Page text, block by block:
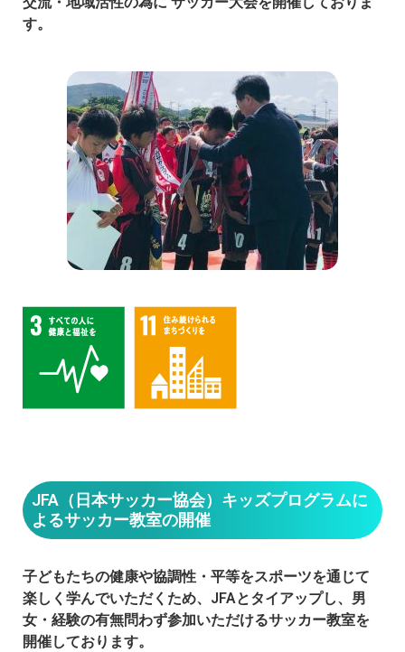
す。
JFA（日本サッカー協会）キッズプログラムに
よるサッカー教室の開催
子どもたちの健康や協調性・平等をスポーツを通じて
楽しく学んでいただくため、JFAとタイアップし、男
女・経験の有無問わず参加いただけるサッカー教室を
開催しております。